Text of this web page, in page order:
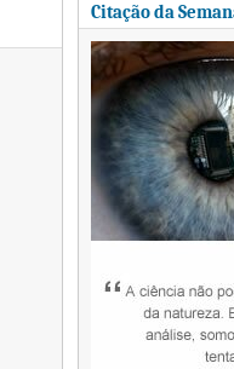
Citação da